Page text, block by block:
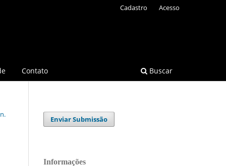
Contato Buscar
Cadastro Acesso
Enviar Submissão
Informações